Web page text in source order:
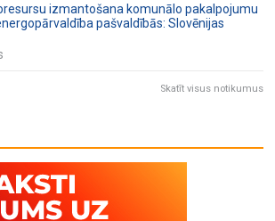
izmantošana komunālo pakalpojumu
pašvaldībās: Slovēnijas
Skatīt visus notikumus